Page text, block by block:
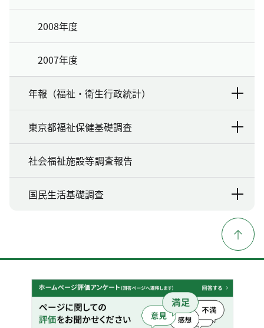
2008年度
2007年度
年報（福祉・衛生行政統計）
東京都福祉保健基礎調査
社会福祉施設等調査報告
国民生活基礎調査